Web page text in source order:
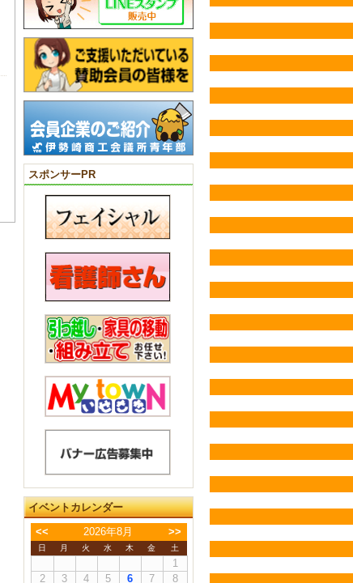
スポンサーPR
イベントカレンダー
<<
2026年8月 >>
日 月 火 水 木 金 土
1
2
3 4 5 6 7 8